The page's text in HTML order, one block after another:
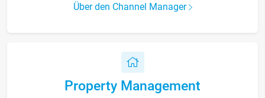
Über den Channel Manager
Property Management